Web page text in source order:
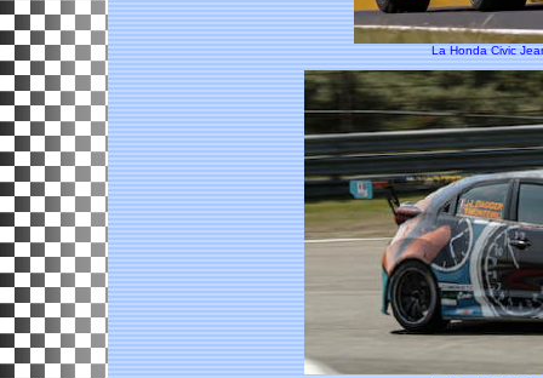
La Honda Civic